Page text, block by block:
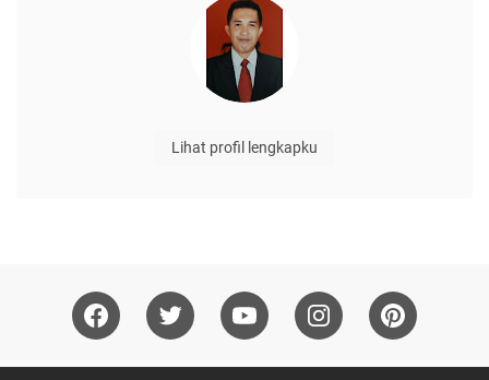
Lihat profil lengkapku